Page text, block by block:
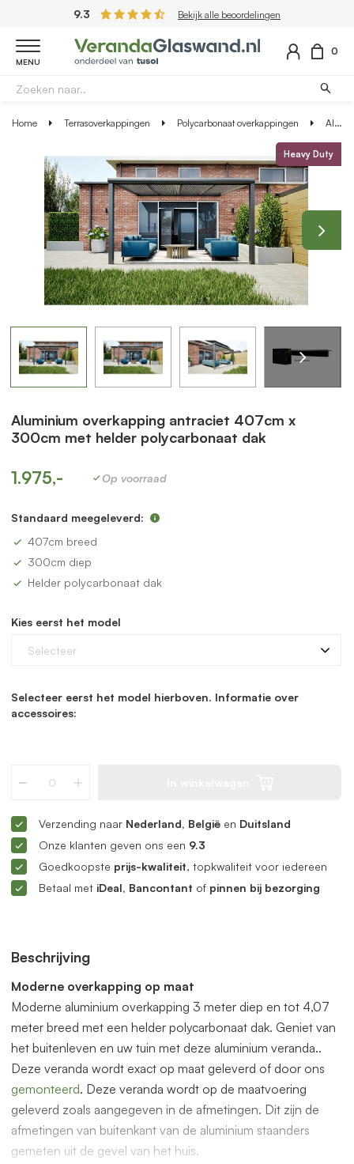
9.3 Bekijk alle beoordelingen
MENU
0
Home Terrasoverkappingen Polycarbonaat overkappingen Aluminium overkapping antraciet 407cm x 300cm met helder polycarbonaat dak
Beschrijving
Moderne overkapping op maat
Moderne aluminium overkapping 3 meter diep en tot 4,07
meter breed met een helder polycarbonaat dak. Geniet van
het buitenleven en uw tuin met deze aluminium veranda..
Deze veranda wordt exact op maat geleverd of door ons
gemonteerd. Deze veranda wordt op de maatvoering
geleverd zoals aangegeven in de afmetingen. Dit zijn de
afmetingen van buitenkant van de aluminium staanders
gemeten uit de gevel van het huis.
Heavy Duty
Aluminium overkapping antraciet 407cm x
300cm met helder polycarbonaat dak
1.975,- Op voorraad
Standaard meegeleverd:
407cm breed
300cm diep
Helder polycarbonaat dak
Kies eerst het model
Selecteer
Selecteer eerst het model hierboven. Informatie over
accessoires:
Verzending naar Nederland, België en Duitsland
Onze klanten geven ons een 9.3
Goedkoopste prijs-kwaliteit, topkwaliteit voor iedereen
Betaal met iDeal, Bancontant of pinnen bij bezorging